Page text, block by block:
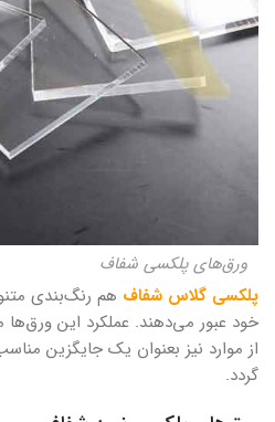
ورق‌های پلکسی شفاف
پلکسی گلاس شفاف هم رنگ‌بندی
خود عبور می‌دهند. عملکرد این
از موارد نیز بعنوان یک جایگزین
گردد.